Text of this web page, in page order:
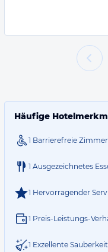
Häufige
1 Barrierefreie Zimmer
1 Ausgezeichnetes
1 Hervorragender
1 Preis-Leistungs-
1 Exzellente Sauberkeit